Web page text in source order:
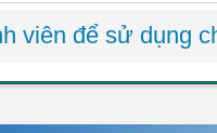
viên để sử dụng